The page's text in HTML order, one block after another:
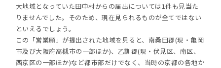
大地域となっていた田中村からの届出については1件も見当た
りませんでした。そのため、現在見られるものが全てではない
といえるでしょう。
この「営業願」が提出された地域を見ると、南桑田郡(現・亀岡
市及び大阪府高槻市の一部ほか)、乙訓郡(現・伏見区、南区、
西京区の一部ほか)など都市部だけでなく、当時の京都の各地か